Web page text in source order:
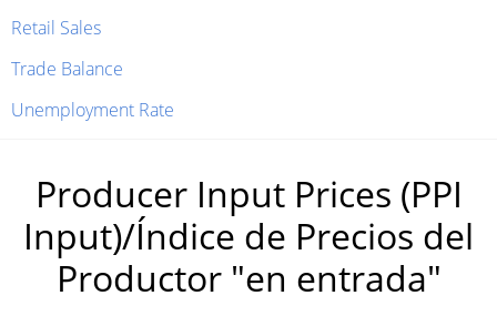
Retail Sales
Trade Balance
Unemployment Rate
Producer Input Prices (PPI
Input)/Índice de Precios del
Productor "en entrada"